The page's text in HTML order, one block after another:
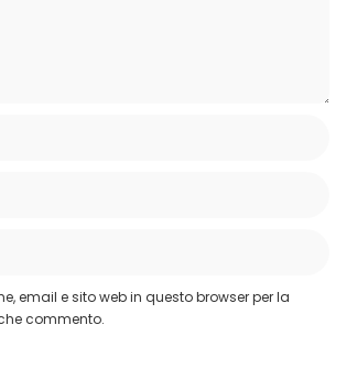
email e sito web in questo browser per la
commento.